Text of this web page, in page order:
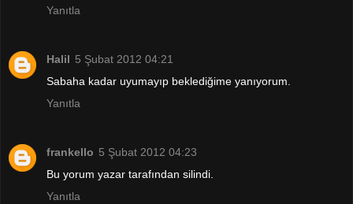
Yanıtla
Halil 5 Şubat 2012 04:21
Sabaha kadar uyumayıp beklediğime yanıyorum.
Yanıtla
frankello 5 Şubat 2012 04:23
Bu yorum yazar tarafından silindi.
Yanıtla